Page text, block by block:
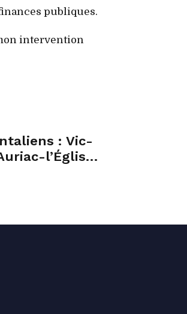
publiques.
intervention
: Vic-
l’Église